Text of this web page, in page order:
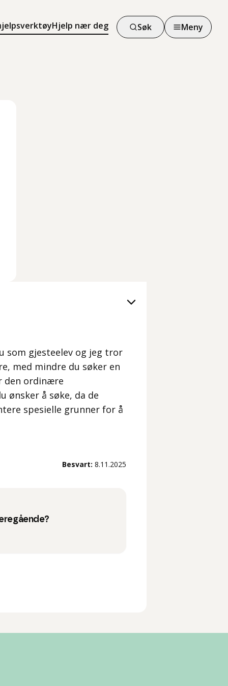
Hjelp nær deg Søk Meny
som gjesteelev og jeg tror
med mindre du søker en
den ordinære
ønsker å søke, da de
spesielle grunner for å
Besvart: 8.11.2025